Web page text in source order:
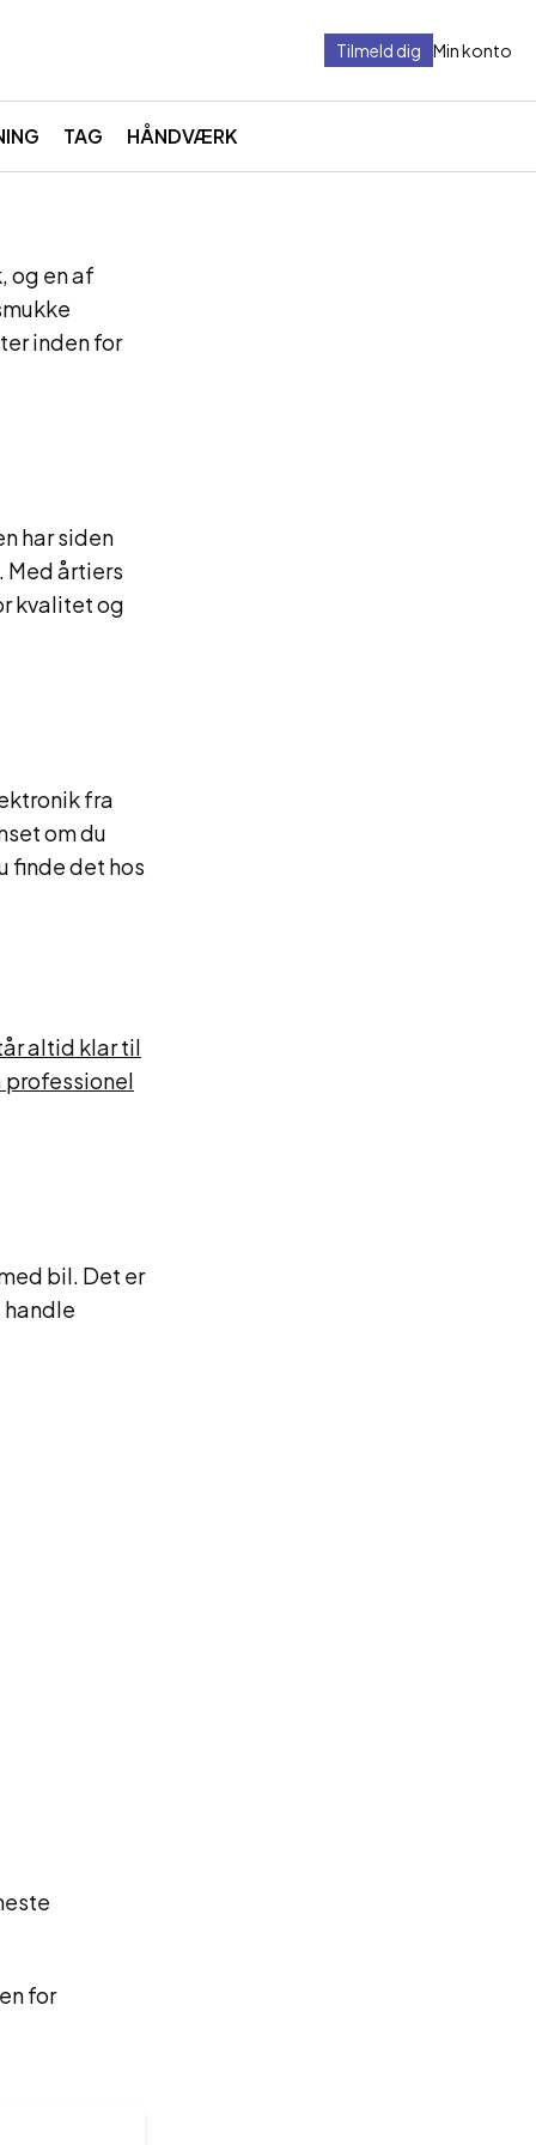
Min konto
Tilmeld dig
TAG HÅNDVÆRK
og en af
inden for
har siden
Med årtiers
kvalitet og
fra
om du
finde det hos
altid klar til
professionel
bil. Det er
for